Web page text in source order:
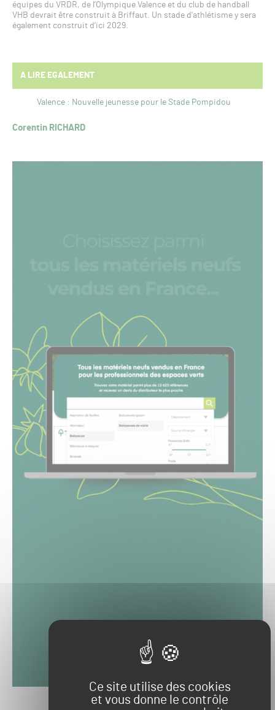
Ce site utilise des cookies
et vous donne le contrôle
équipes du VRDR, de l’Olympique Valence et du club de handball
VHB devrait être construit à Briffaut. Un stade d’athlétisme y sera
également construit d’ici 2029.
A LIRE EGALEMENT
Valence : Nouvelle jeunesse pour le Stade Pompidou
Corentin RICHARD